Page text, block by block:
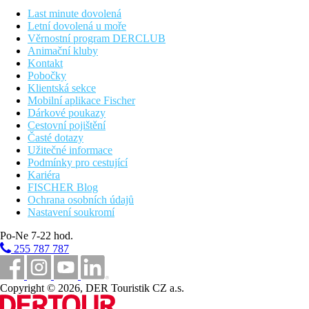
50 m2, spa: děti do 12 let. pouze v doprovodu dospělé osoby -
zdarma, parní lázeň 1x - zdarma, finská sauna - zdarma, bio
sauna - zdarma, textilní sauna, relaxační místnost. Posilovna
Stravování
Polopenze
Bazény
Lehátka a slunečníky u bazénu zdarma
Fotogalerie
Last minute dovolená
Letní dovolená u moře
Věrnostní program DERCLUB
Animační kluby
Kontakt
Pobočky
Klientská sekce
Mobilní aplikace Fischer
Dárkové poukazy
Cestovní pojištění
Časté dotazy
Užitečné informace
Podmínky pro cestující
Kariéra
FISCHER Blog
Ochrana osobních údajů
Nastavení soukromí
Po-Ne 7-22 hod.
255 787 787
Copyright © 2026, DER Touristik CZ a.s.